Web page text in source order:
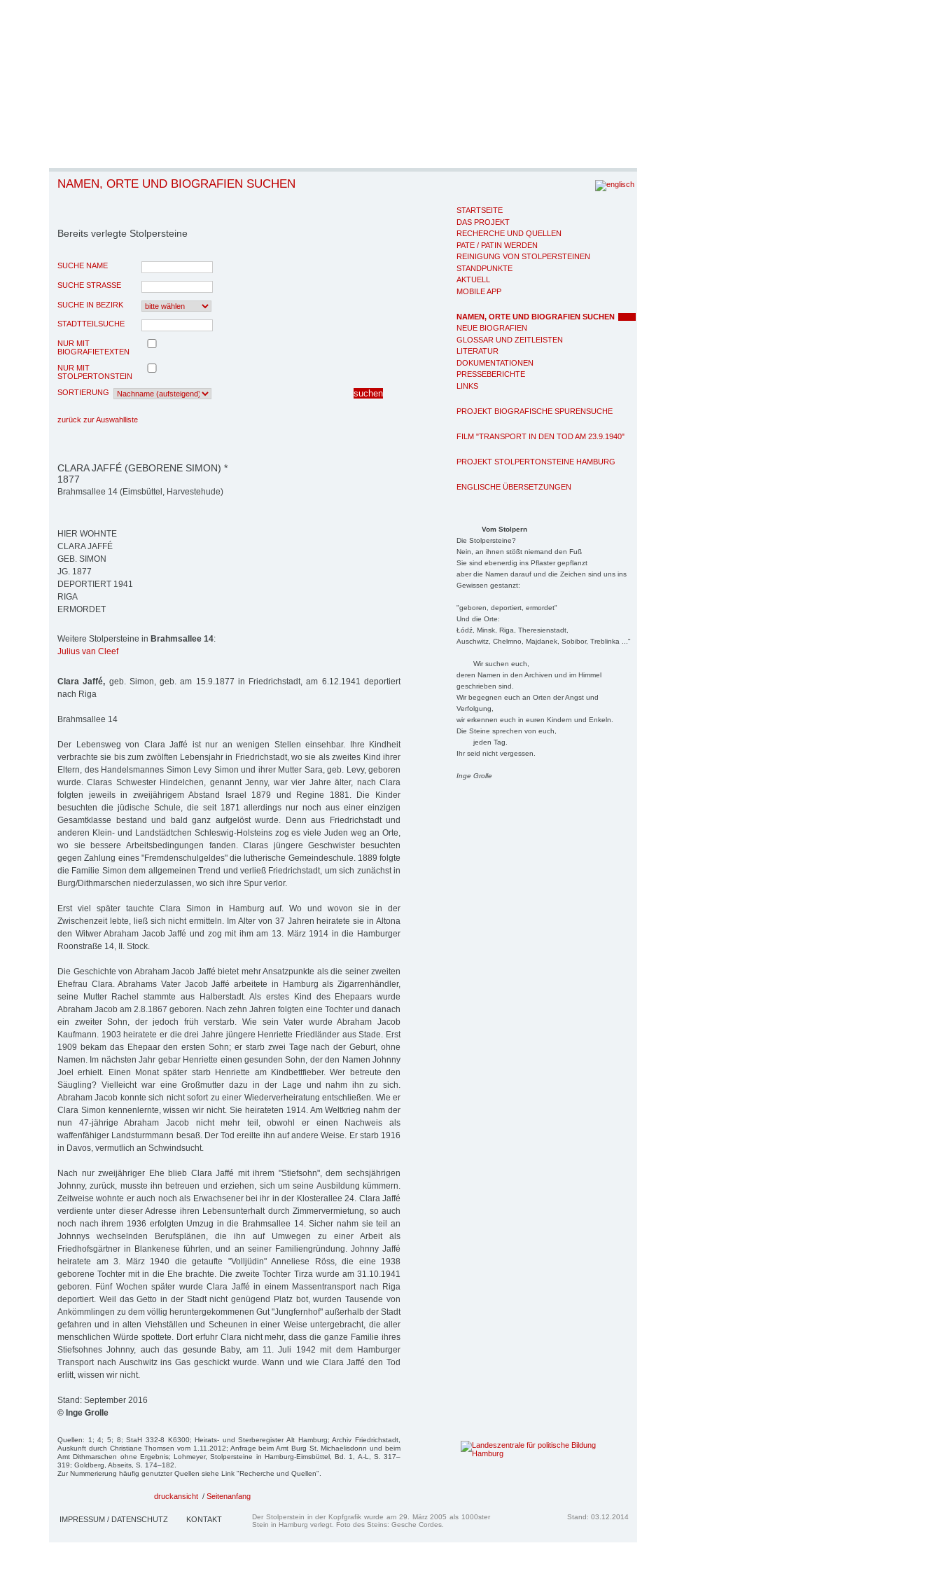
STARTSEITE
DAS PROJEKT
RECHERCHE UND QUELLEN
PATE / PATIN WERDEN
REINIGUNG VON STOLPERSTEINEN
STANDPUNKTE
AKTUELL
MOBILE APP
NAMEN, ORTE UND BIOGRAFIEN SUCHEN
NEUE BIOGRAFIEN
GLOSSAR UND ZEITLEISTEN
LITERATUR
DOKUMENTATIONEN
PRESSEBERICHTE
LINKS
PROJEKT BIOGRAFISCHE SPURENSUCHE
FILM "TRANSPORT IN DEN TOD AM 23.9.1940"
PROJEKT STOLPERTONSTEINE HAMBURG
ENGLISCHE ÜBERSETZUNGEN
Vom Stolpern
Die Stolpersteine?
Nein, an ihnen stößt niemand den Fuß
Sie sind ebenerdig ins Pflaster gepflanzt
aber die Namen darauf und die Zeichen sind uns ins
Gewissen gestanzt:
"geboren, deportiert, ermordet"
Und die Orte:
Łódź, Minsk, Riga, Theresienstadt,
Auschwitz, Chelmno, Majdanek, Sobibor, Treblinka ..."
Wir suchen euch,
deren Namen in den Archiven und im Himmel
geschrieben sind.
Wir begegnen euch an Orten der Angst und
Verfolgung,
wir erkennen euch in euren Kindern und Enkeln.
Die Steine sprechen von euch,
jeden Tag.
Ihr seid nicht vergessen.
Inge Grolle
NAMEN, ORTE UND BIOGRAFIEN SUCHEN
Bereits verlegte Stolpersteine
SUCHE NAME
SUCHE STRASSE
SUCHE IN BEZIRK
STADTTEILSUCHE
NUR MIT
BIOGRAFIETEXTEN
NUR MIT
STOLPERTONSTEIN
SORTIERUNG
zurück zur Auswahlliste
CLARA JAFFÉ (GEBORENE SIMON) *
1877
Brahmsallee 14 (Eimsbüttel, Harvestehude)
HIER WOHNTE
CLARA JAFFÉ
GEB. SIMON
JG. 1877
DEPORTIERT 1941
RIGA
ERMORDET
Weitere Stolpersteine in Brahmsallee 14:
Julius van Cleef
Clara Jaffé, geb. Simon, geb. am 15.9.1877 in Friedrichstadt, am 6.12.1941 deportiert
nach Riga
Brahmsallee 14
Der Lebensweg von Clara Jaffé ist nur an wenigen Stellen einsehbar. Ihre Kindheit
verbrachte sie bis zum zwölften Lebensjahr in Friedrichstadt, wo sie als zweites Kind ihrer
Eltern, des Handelsmannes Simon Levy Simon und ihrer Mutter Sara, geb. Levy, geboren
wurde. Claras Schwester Hindelchen, genannt Jenny, war vier Jahre älter, nach Clara
folgten jeweils in zweijährigem Abstand Israel 1879 und Regine 1881. Die Kinder
besuchten die jüdische Schule, die seit 1871 allerdings nur noch aus einer einzigen
Gesamtklasse bestand und bald ganz aufgelöst wurde. Denn aus Friedrichstadt und
anderen Klein- und Landstädtchen Schleswig-Holsteins zog es viele Juden weg an Orte,
wo sie bessere Arbeitsbedingungen fanden. Claras jüngere Geschwister besuchten
gegen Zahlung eines "Fremdenschulgeldes" die lutherische Gemeindeschule. 1889 folgte
die Familie Simon dem allgemeinen Trend und verließ Friedrichstadt, um sich zunächst in
Burg/Dithmarschen niederzulassen, wo sich ihre Spur verlor.
Erst viel später tauchte Clara Simon in Hamburg auf. Wo und wovon sie in der
Zwischenzeit lebte, ließ sich nicht ermitteln. Im Alter von 37 Jahren heiratete sie in Altona
den Witwer Abraham Jacob Jaffé und zog mit ihm am 13. März 1914 in die Hamburger
Roonstraße 14, II. Stock.
Die Geschichte von Abraham Jacob Jaffé bietet mehr Ansatzpunkte als die seiner zweiten
Ehefrau Clara. Abrahams Vater Jacob Jaffé arbeitete in Hamburg als Zigarrenhändler,
seine Mutter Rachel stammte aus Halberstadt. Als erstes Kind des Ehepaars wurde
Abraham Jacob am 2.8.1867 geboren. Nach zehn Jahren folgten eine Tochter und danach
ein zweiter Sohn, der jedoch früh verstarb. Wie sein Vater wurde Abraham Jacob
Kaufmann. 1903 heiratete er die drei Jahre jüngere Henriette Friedländer aus Stade. Erst
1909 bekam das Ehepaar den ersten Sohn; er starb zwei Tage nach der Geburt, ohne
Namen. Im nächsten Jahr gebar Henriette einen gesunden Sohn, der den Namen Johnny
Joel erhielt. Einen Monat später starb Henriette am Kindbettfieber. Wer betreute den
Säugling? Vielleicht war eine Großmutter dazu in der Lage und nahm ihn zu sich.
Abraham Jacob konnte sich nicht sofort zu einer Wiederverheiratung entschließen. Wie er
Clara Simon kennenlernte, wissen wir nicht. Sie heirateten 1914. Am Weltkrieg nahm der
nun 47-jährige Abraham Jacob nicht mehr teil, obwohl er einen Nachweis als
waffenfähiger Landsturmmann besaß. Der Tod ereilte ihn auf andere Weise. Er starb 1916
in Davos, vermutlich an Schwindsucht.
Nach nur zweijähriger Ehe blieb Clara Jaffé mit ihrem "Stiefsohn", dem sechsjährigen
Johnny, zurück, musste ihn betreuen und erziehen, sich um seine Ausbildung kümmern.
Zeitweise wohnte er auch noch als Erwachsener bei ihr in der Klosterallee 24. Clara Jaffé
verdiente unter dieser Adresse ihren Lebensunterhalt durch Zimmervermietung, so auch
noch nach ihrem 1936 erfolgten Umzug in die Brahmsallee 14. Sicher nahm sie teil an
Johnnys wechselnden Berufsplänen, die ihn auf Umwegen zu einer Arbeit als
Friedhofsgärtner in Blankenese führten, und an seiner Familiengründung. Johnny Jaffé
heiratete am 3. März 1940 die getaufte "Volljüdin" Anneliese Röss, die eine 1938
geborene Tochter mit in die Ehe brachte. Die zweite Tochter Tirza wurde am 31.10.1941
geboren. Fünf Wochen später wurde Clara Jaffé in einem Massentransport nach Riga
deportiert. Weil das Getto in der Stadt nicht genügend Platz bot, wurden Tausende von
Ankömmlingen zu dem völlig heruntergekommenen Gut "Jungfernhof" außerhalb der Stadt
gefahren und in alten Viehställen und Scheunen in einer Weise untergebracht, die aller
menschlichen Würde spottete. Dort erfuhr Clara nicht mehr, dass die ganze Familie ihres
Stiefsohnes Johnny, auch das gesunde Baby, am 11. Juli 1942 mit dem Hamburger
Transport nach Auschwitz ins Gas geschickt wurde. Wann und wie Clara Jaffé den Tod
erlitt, wissen wir nicht.
Stand: September 2016
© Inge Grolle
Quellen: 1; 4; 5; 8; StaH 332-8 K6300; Heirats- und Sterberegister Alt Hamburg; Archiv Friedrichstadt,
Auskunft durch Christiane Thomsen vom 1.11.2012; Anfrage beim Amt Burg St. Michaelisdonn und beim
Amt Dithmarschen ohne Ergebnis; Lohmeyer, Stolpersteine in Hamburg-Eimsbüttel, Bd. 1, A-L, S. 317–
319; Goldberg, Abseits, S. 174–182.
Zur Nummerierung häufig genutzter Quellen siehe Link "Recherche und Quellen".
druckansicht / Seitenanfang
IMPRESSUM / DATENSCHUTZ KONTAKT
Der Stolperstein in der Kopfgrafik wurde am 29. März 2005 als 1000ster
Stein in Hamburg verlegt. Foto des Steins: Gesche Cordes.
Stand: 03.12.2014